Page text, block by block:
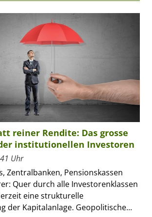
reiner Rendite: Das grosse
institutionellen Investoren
Uhr
Zentralbanken, Pensionskassen
Quer durch alle Investorenklassen
eine strukturelle
der Kapitalanlage. Geopolitische...